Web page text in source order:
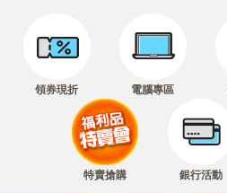
領券現折 電腦專區
特賣搶購 銀行活動